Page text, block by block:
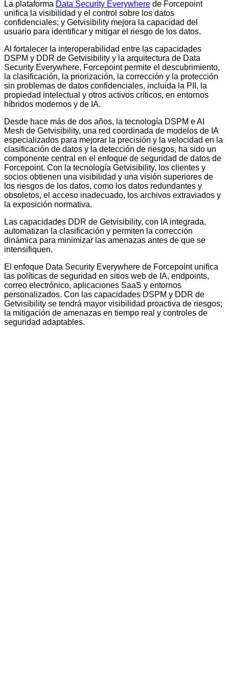
La plataforma Data Security Everywhere de Forcepoint
unifica la visibilidad y el control sobre los datos
confidenciales; y Getvisibility mejora la capacidad del
usuario para identificar y mitigar el riesgo de los datos.
Al fortalecer la interoperabilidad entre las capacidades
DSPM y DDR de Getvisibility y la arquitectura de Data
Security Everywhere, Forcepoint permite el descubrimiento,
la clasificación, la priorización, la corrección y la protección
sin problemas de datos confidenciales, incluida la PII, la
propiedad intelectual y otros activos críticos, en entornos
híbridos modernos y de IA.
Desde hace más de dos años, la tecnología DSPM e AI
Mesh de Getvisibility, una red coordinada de modelos de IA
especializados para mejorar la precisión y la velocidad en la
clasificación de datos y la detección de riesgos, ha sido un
componente central en el enfoque de seguridad de datos de
Forcepoint. Con la tecnología Getvisibility, los clientes y
socios obtienen una visibilidad y una visión superiores de
los riesgos de los datos, como los datos redundantes y
obsoletos, el acceso inadecuado, los archivos extraviados y
la exposición normativa.
Las capacidades DDR de Getvisibility, con IA integrada,
automatizan la clasificación y permiten la corrección
dinámica para minimizar las amenazas antes de que se
intensifiquen.
El enfoque Data Security Everywhere de Forcepoint unifica
las políticas de seguridad en sitios web de IA, endpoints,
correo electrónico, aplicaciones SaaS y entornos
personalizados. Con las capacidades DSPM y DDR de
Getvisibility se tendrá mayor visibilidad proactiva de riesgos;
la mitigación de amenazas en tiempo real y controles de
seguridad adaptables.